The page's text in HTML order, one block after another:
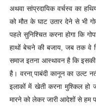
अथवा सांप्रदायिक वर्चस्व का
को मौत के घाट उतार देने से भी
पहले सुनिश्चित करना होगा कि
हाथों बेचने की बजाय, जब तक वे
समाज इतना आस्थावन है कि
है। वरना् पाबंदी कानून का उल्ट
इलाकों में खेती करना मुश्किल हो
मारने को लेकर जारी आदेशों से हम